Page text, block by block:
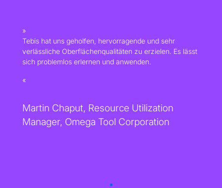
Tebis hat uns geholfen, hervorragende und sehr
verlässliche Oberflächenqualitäten zu erzielen. Es lässt
sich problemlos erlernen und anwenden.
Martin Chaput, Resource Utilization
Manager, Omega Tool Corporation